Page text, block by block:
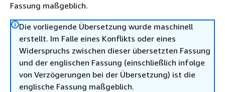
Fassung maßgeblich.
Die vorliegende Übersetzung wurde maschinell
erstellt. Im Falle eines Konflikts oder eines
Widerspruchs zwischen dieser übersetzten Fassung
und der englischen Fassung (einschließlich infolge
von Verzögerungen bei der Übersetzung) ist die
englische Fassung maßgeblich.